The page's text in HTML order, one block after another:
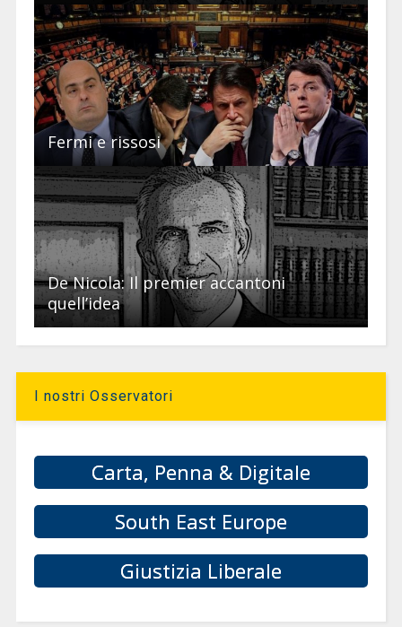
Fermi e rissosi
De Nicola: Il premier accantoni
quell’idea
I nostri Osservatori
Carta, Penna & Digitale
South East Europe
Giustizia Liberale